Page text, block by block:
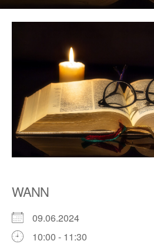
WANN
09.06.2024
10:00 - 11:30